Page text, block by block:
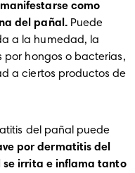
como
del pañal. Puede
a la humedad, la
por hongos o bacterias,
a ciertos productos de
del pañal puede
por dermatitis del
se irrita e inflama tanto